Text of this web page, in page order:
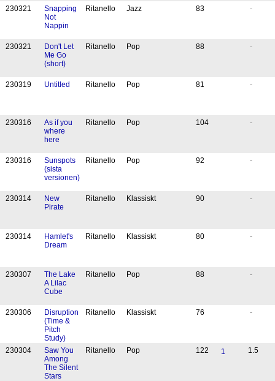
230321
Snapping
Not
Nappin
Ritanello Jazz 83 -
230321
Don't Let
Me Go
(short)
Ritanello Pop 88 -
230319 Untitled Ritanello Pop 81 -
230316
As if you
where
here
Ritanello Pop 104 -
230316
Sunspots
(sista
versionen)
Ritanello Pop 92 -
230314
New
Pirate
Ritanello Klassiskt 90 -
230314
Hamlet's
Dream
Ritanello Klassiskt 80 -
230307
The Lake
A Lilac
Cube
Ritanello Pop 88 -
230306
Disruption
(Time &
Pitch
Study)
Ritanello Klassiskt 76 -
230304
Saw You
Among
The Silent
Stars
Ritanello Pop 122 1 1.5